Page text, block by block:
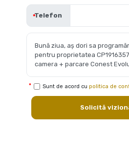
Telefon
Sunt de acord cu politica de
Solicită